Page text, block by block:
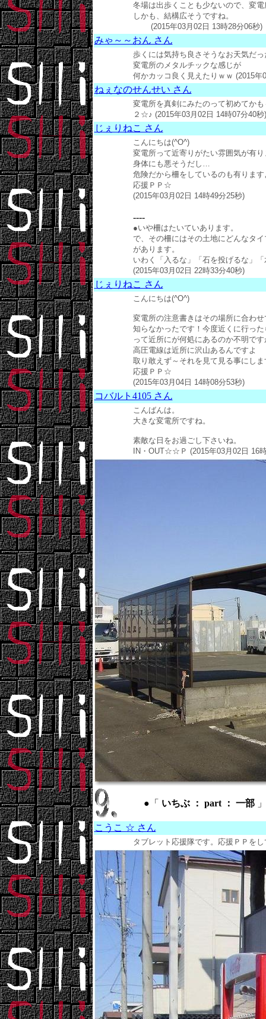
冬場は出歩くことも少ないので、変
しかも、結構広そうですね。
(2015年03月02日 13時28分06秒)
みゃ～～おん さん
歩くには気持ち良さそうなお天気だ
変電所のメタルチックな感じが
何かカッコ良く見えたりｗｗ (2015年
ねぇなのせんせい さん
変電所を真剣にみたのって初めてか
２☆♪ (2015年03月02日 14時07分40秒)
じぇりねこ さん
こんにちは(^O^)
変電所って近寄りがたい雰囲気が有
身体にも悪そうだし…
危険だから柵をしているのも有ります
応援ＰＰ☆
(2015年03月02日 14時49分25秒)
----
●いや柵はたいていあります。
で、その柵にはその土地にどんなタ
があります。
いわく「入るな」「石を投げるな」
(2015年03月02日 22時33分40秒)
じぇりねこ さん
こんにちは(^O^)
変電所の注意書きはその場所に合わ
知らなかったです！今度近くに行っ
って近所にが何処にあるのか不明です
高圧電線は近所に沢山あるんですよ
取り敢えず～それを見て見る事にしま
応援ＰＰ☆
(2015年03月04日 14時08分53秒)
コバルト4105 さん
こんばんは。
大きな変電所ですね。
素敵な日をお過ごし下さいね。
IN・OUT☆☆Ｐ (2015年03月02日 16
●「 いちぶ ： part ： 一部
こうこ ☆ さん
タブレット応援隊です。応援ＰＰを